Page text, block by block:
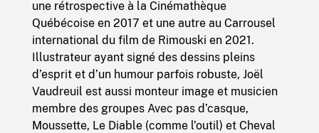
une rétrospective à la Cinémathèque
Québécoise en 2017 et une autre au Carrousel
international du film de Rimouski en 2021.
Illustrateur ayant signé des dessins pleins
d’esprit et d’un humour parfois robuste, Joël
Vaudreuil est aussi monteur image et musicien
membre des groupes Avec pas d’casque,
Moussette, Le Diable (comme l’outil) et Cheval